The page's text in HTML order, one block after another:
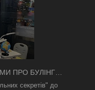
ПРО БУЛІНГ
секретів" до